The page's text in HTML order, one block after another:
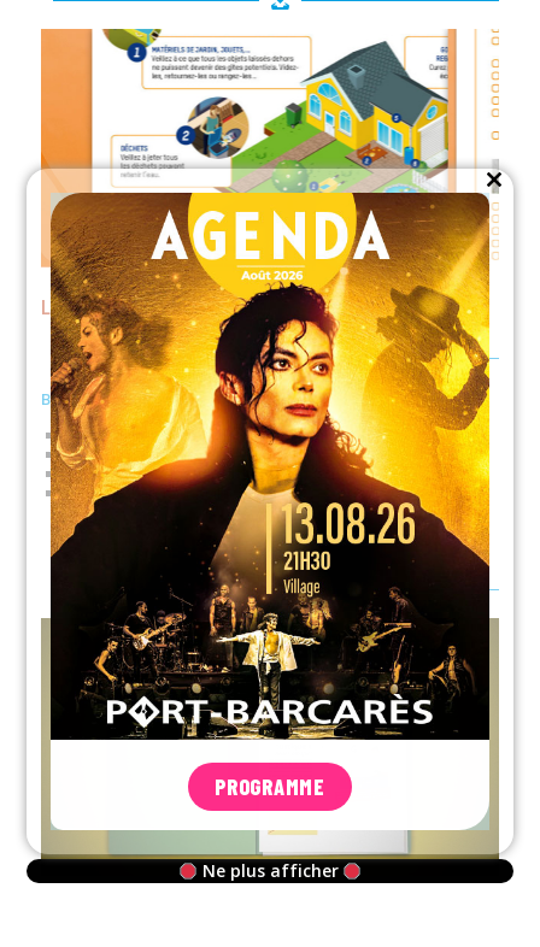
Le Moustique-tigre :télécharger le Guide
Bien comprendre le « Moustique tigre »
Le moustique-tigre commence à se réactiver
« Moustique-tigre »… Sa vie, son oeuvre !
Les manières concrètes de s’en prémunir
Protection personnelle
Close
this
module
PROGRAMME
Ne plus afficher